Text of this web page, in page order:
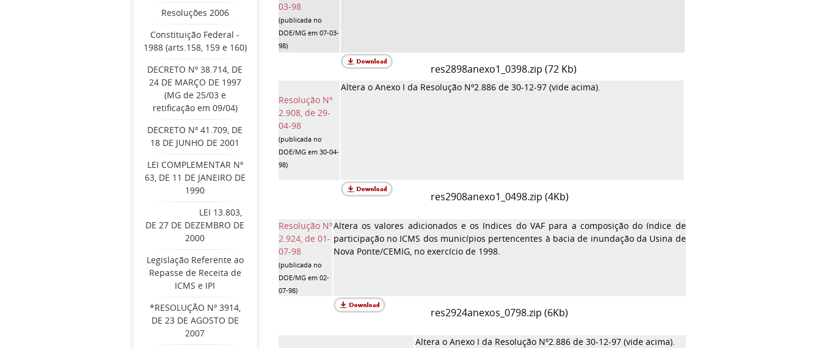
Resoluções 2006
Constituição Federal -
1988 (arts.158, 159 e 160)
DECRETO Nº 38.714, DE
24 DE MARÇO DE 1997
(MG de 25/03 e
retificação em 09/04)
DECRETO Nº 41.709, DE
18 DE JUNHO DE 2001
LEI COMPLEMENTAR Nº
63, DE 11 DE JANEIRO DE
1990
LEI 13.803,
DE 27 DE DEZEMBRO DE
2000
Legislação Referente ao
Repasse de Receita de
ICMS e IPI
*RESOLUÇÃO Nº 3914,
DE 23 DE AGOSTO DE
2007
03-98
(publicada no
DOE/MG em 07-03-
98)
res2898anexo1_0398.zip (72 Kb)
Resolução Nº
2.908, de 29-
04-98
(publicada no
DOE/MG em 30-04-
98)
Altera o Anexo I da Resolução Nº2.886 de 30-12-97 (vide acima).
res2908anexo1_0498.zip (4Kb)
Resolução Nº
2.924, de 01-
07-98
(publicada no
DOE/MG em 02-
07-98)
Altera os valores adicionados e os índices do VAF para a composição do índice de
participação no ICMS dos municípios pertencentes à bacia de inundação da Usina de
Nova Ponte/CEMIG, no exercício de 1998.
res2924anexos_0798.zip (6Kb)
Altera o Anexo I da Resolução Nº2.886 de 30-12-97 (vide acima).